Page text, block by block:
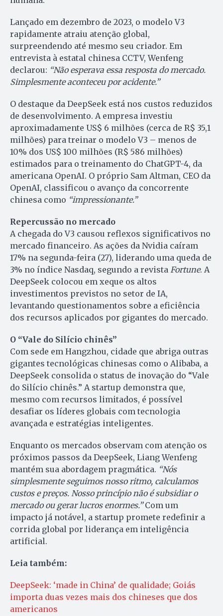
Lançado em dezembro de 2023, o modelo V3
rapidamente atraiu atenção global,
surpreendendo até mesmo seu criador. Em
entrevista à estatal chinesa CCTV, Wenfeng
declarou: “Não esperava essa resposta do mercado.
Simplesmente aconteceu por acidente.”
O destaque da DeepSeek está nos custos reduzidos
de desenvolvimento. A empresa investiu
aproximadamente US$ 6 milhões (cerca de R$ 35,1
milhões) para treinar o modelo V3 – menos de
10% dos US$ 100 milhões (R$ 586 milhões)
estimados para o treinamento do ChatGPT-4, da
americana OpenAI. O próprio Sam Altman, CEO da
OpenAI, classificou o avanço da concorrente
chinesa como “impressionante.”
Repercussão no mercado
A chegada do V3 causou reflexos significativos no
mercado financeiro. As ações da Nvidia caíram
17% na segunda-feira (27), liderando uma queda de
3% no índice Nasdaq, segundo a revista Fortune. A
DeepSeek colocou em xeque os altos
investimentos previstos no setor de IA,
levantando questionamentos sobre a eficiência
dos recursos aplicados por gigantes do mercado.
O “Vale do Silício chinês”
Com sede em Hangzhou, cidade que abriga outras
gigantes tecnológicas chinesas como o Alibaba, a
DeepSeek consolida o status de inovação do “Vale
do Silício chinês.” A startup demonstra que,
mesmo com recursos limitados, é possível
desafiar os líderes globais com tecnologia
avançada e estratégias inteligentes.
Enquanto os mercados observam com atenção os
próximos passos da DeepSeek, Liang Wenfeng
mantém sua abordagem pragmática. “Nós
simplesmente seguimos nosso ritmo, calculamos
custos e preços. Nosso princípio não é subsidiar o
mercado ou gerar lucros enormes.”Com um
impacto já notável, a startup promete redefinir a
corrida global por liderança em inteligência
artificial.
Leia também:
DeepSeek: ‘made in China’ de qualidade; Goiás
importa duas vezes mais dos chineses que dos
americanos